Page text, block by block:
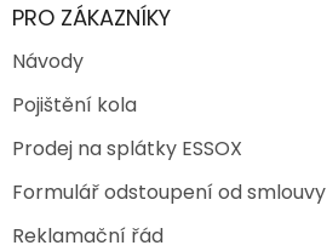
PRO ZÁKAZNÍKY
Návody
Pojištění kola
Prodej na splátky ESSOX
Formulář odstoupení od smlouvy
Reklamační řád